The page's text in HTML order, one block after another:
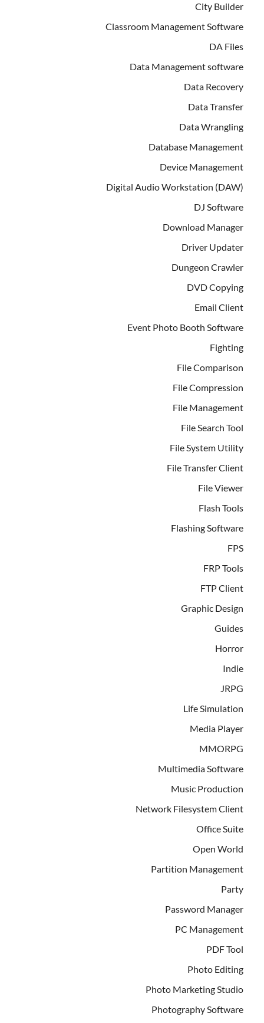
City Builder
Classroom Management Software
DA Files
Data Management software
Data Recovery
Data Transfer
Data Wrangling
Database Management
Device Management
Digital Audio Workstation (DAW)
DJ Software
Download Manager
Driver Updater
Dungeon Crawler
DVD Copying
Email Client
Event Photo Booth Software
Fighting
File Comparison
File Compression
File Management
File Search Tool
File System Utility
File Transfer Client
File Viewer
Flash Tools
Flashing Software
FPS
FRP Tools
FTP Client
Graphic Design
Guides
Horror
Indie
JRPG
Life Simulation
Media Player
MMORPG
Multimedia Software
Music Production
Network Filesystem Client
Office Suite
Open World
Partition Management
Party
Password Manager
PC Management
PDF Tool
Photo Editing
Photo Marketing Studio
Photography Software